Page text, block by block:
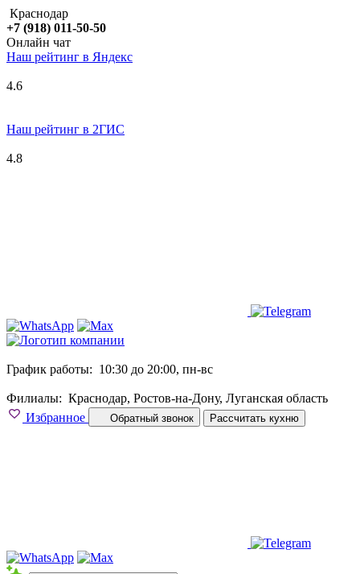
Краснодар
+7 (918) 011-50-50
Онлайн чат
Наш рейтинг в Яндекс
4.6
Наш рейтинг в 2ГИС
4.8
График работы: 10:30 до 20:00, пн-вс
Филиалы: Краснодар, Ростов-на-Дону, Луганская область
Избранное
Обратный звонок Рассчитать кухню